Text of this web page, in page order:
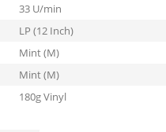
33 U/min
LP (12 Inch)
Mint (M)
Mint (M)
180g Vinyl